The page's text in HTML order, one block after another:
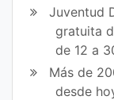
Juventud
gratuita
de 12 a
Más de
desde